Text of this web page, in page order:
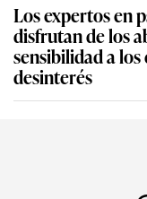
Los expertos en
disfrutan de los
sensibilidad a
desinterés